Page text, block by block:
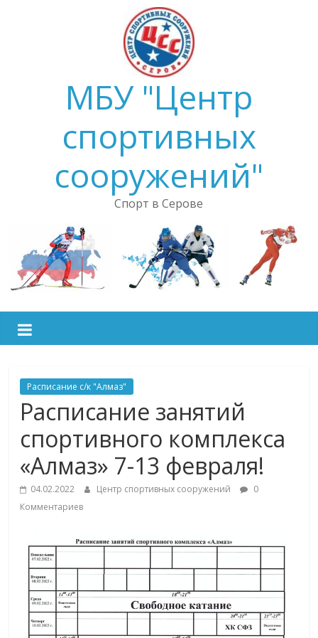
МБУ "Центр
спортивных
сооружений"
Спорт в Серове
Расписание с/к "Алмаз"
Расписание занятий
спортивного комплекса
«Алмаз» 7-13 февраля!
04.02.2022 Центр спортивных сооружений
0
Комментариев